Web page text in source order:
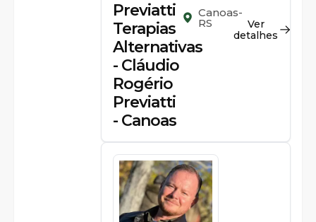
Previatti
Terapias
Alternativas
- Cláudio
Rogério
Previatti
- Canoas
Canoas-
RS
Ver
detalhes